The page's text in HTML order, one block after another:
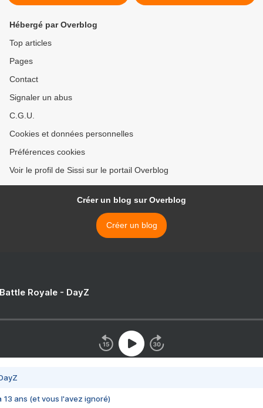
Hébergé par Overblog
Top articles
Pages
Contact
Signaler un abus
C.G.U.
Cookies et données personnelles
Préférences cookies
Voir le profil de Sissi sur le portail Overblog
Créer un blog sur Overblog
Créer un blog
Royale - DayZ
13 ans (et vous l'avez ignoré)